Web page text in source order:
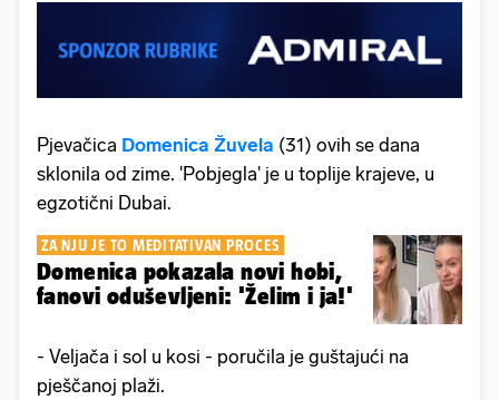
Pjevačica Domenica Žuvela (31) ovih se dana
sklonila od zime. 'Pobjegla' je u toplije krajeve, u
egzotični Dubai.
ZA NJU JE TO MEDITATIVAN PROCES
Domenica pokazala novi hobi,
fanovi oduševljeni: 'Želim i ja!'
- Veljača i sol u kosi - poručila je guštajući na
pješčanoj plaži.